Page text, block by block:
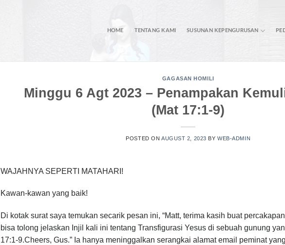
HOME TENTANG KAMI SUSUNAN KEPENGURUSAN
GAGASAN HOMILI
Minggu 6 Agt 2023 – Penampakan
(Mat 17:1-9)
POSTED ON AUGUST 2, 2023 BYWEB-ADMIN
WAJAHNYA SEPERTI MATAHARI!
Kawan-kawan yang baik!
Di kotak surat saya temukan secarik pesan ini, “Matt, terima kasih buat
bisa tolong jelaskan Injil kali ini tentang Transfigurasi Yesus di sebuah gunung
17:1-9.Cheers, Gus.” Ia hanya meninggalkan serangkai alamat email peminat